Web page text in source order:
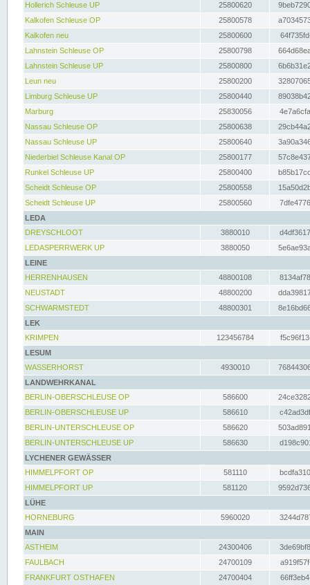
Hollerich Schleuse UP
25800620
Kalkofen Schleuse OP
25800578
Kalkofen neu
25800600
Lahnstein Schleuse OP
25800798
Lahnstein Schleuse UP
25800800
Leun neu
25800200
Limburg Schleuse UP
25800440
Marburg
25830056
Nassau Schleuse OP
25800638
Nassau Schleuse UP
25800640
Niederbiel Schleuse Kanal OP
25800177
Runkel Schleuse UP
25800400
Scheidt Schleuse OP
25800558
Scheidt Schleuse UP
25800560
LEDA
DREYSCHLOOT
3880010
LEDASPERRWERK UP
3880050
LEINE
HERRENHAUSEN
48800108
NEUSTADT
48800200
SCHWARMSTEDT
48800301
LEK
KRIMPEN
123456784
LESUM
WASSERHORST
4930010
LANDWEHRKANAL
BERLIN-OBERSCHLEUSE OP
586600
BERLIN-OBERSCHLEUSE UP
586610
BERLIN-UNTERSCHLEUSE OP
586620
BERLIN-UNTERSCHLEUSE UP
586630
LYCHENER GEWÄSSER
HIMMELPFORT OP
581110
HIMMELPFORT UP
581120
LÜHE
HORNEBURG
5960020
MAIN
ASTHEIM
24300406
FAULBACH
24700109
FRANKFURT OSTHAFEN
24700404